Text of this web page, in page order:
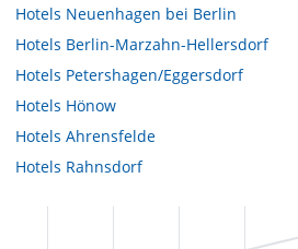
Hotels Neuenhagen bei Berlin
Hotels Berlin-Marzahn-Hellersdorf
Hotels Petershagen/Eggersdorf
Hotels Hönow
Hotels Ahrensfelde
Hotels Rahnsdorf